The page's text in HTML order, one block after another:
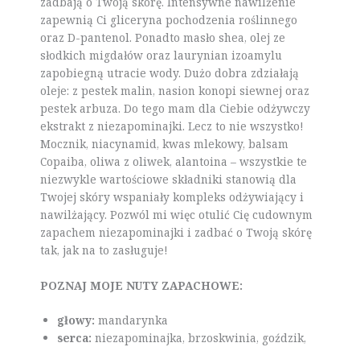
zapewnią Ci gliceryna pochodzenia roślinnego
oraz D-pantenol. Ponadto masło shea, olej ze
słodkich migdałów oraz laurynian izoamylu
zapobiegną utracie wody. Dużo dobra zdziałają
oleje: z pestek malin, nasion konopi siewnej oraz
pestek arbuza. Do tego mam dla Ciebie odżywczy
ekstrakt z niezapominajki. Lecz to nie wszystko!
Mocznik, niacynamid, kwas mlekowy, balsam
Copaiba, oliwa z oliwek, alantoina – wszystkie te
niezwykle wartościowe składniki stanowią dla
Twojej skóry wspaniały kompleks odżywiający i
nawilżający. Pozwól mi więc otulić Cię cudownym
zapachem niezapominajki i zadbać o Twoją skórę
tak, jak na to zasługuje!
POZNAJ MOJE NUTY ZAPACHOWE:
głowy: mandarynka
serca: niezapominajka, brzoskwinia, goździk,